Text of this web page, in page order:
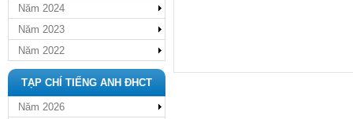
Năm 2024
Năm 2023
Năm 2022
TẠP CHÍ TIẾNG ANH ĐHCT
Năm 2026